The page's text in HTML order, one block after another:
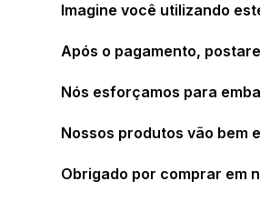
Imagine você utilizando
Após o pagamento,
Nós esforçamos para
Nossos produtos vão bem
Obrigado por comprar em